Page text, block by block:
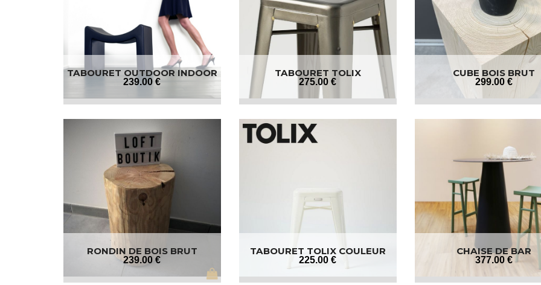
TABOURET OUTDOOR INDOOR
239.00 €
TABOURET TOLIX
275.00 €
CUBE BOIS BRUT
299.00 €
RONDIN DE BOIS BRUT
239.00 €
TABOURET TOLIX COULEUR
225.00 €
CHAISE DE BAR
377.00 €